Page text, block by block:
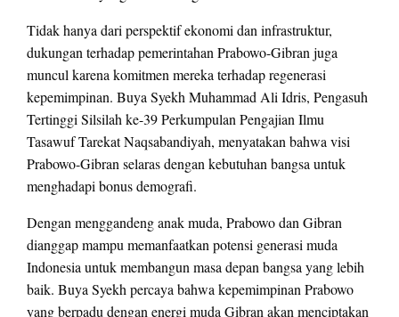
Tidak hanya dari perspektif ekonomi dan infrastruktur,
dukungan terhadap pemerintahan Prabowo-Gibran juga
muncul karena komitmen mereka terhadap regenerasi
kepemimpinan. Buya Syekh Muhammad Ali Idris, Pengasuh
Tertinggi Silsilah ke-39 Perkumpulan Pengajian Ilmu
Tasawuf Tarekat Naqsabandiyah, menyatakan bahwa visi
Prabowo-Gibran selaras dengan kebutuhan bangsa untuk
menghadapi bonus demografi.
Dengan menggandeng anak muda, Prabowo dan Gibran
dianggap mampu memanfaatkan potensi generasi muda
Indonesia untuk membangun masa depan bangsa yang lebih
baik. Buya Syekh percaya bahwa kepemimpinan Prabowo
yang berpadu dengan energi muda Gibran akan menciptakan